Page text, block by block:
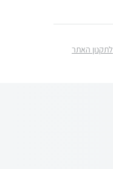
לתקנון האתר